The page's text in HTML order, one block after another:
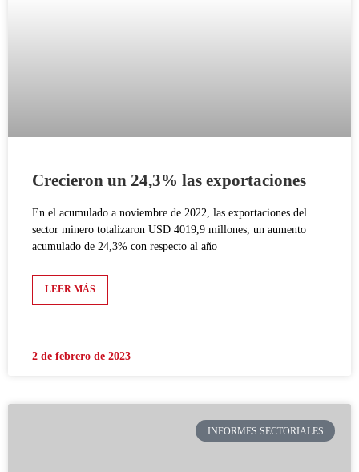
Crecieron un 24,3% las exportaciones
En el acumulado a noviembre de 2022, las exportaciones del
sector minero totalizaron USD 4019,9 millones, un aumento
acumulado de 24,3% con respecto al año
LEER MÁS
2 de febrero de 2023
INFORMES SECTORIALES